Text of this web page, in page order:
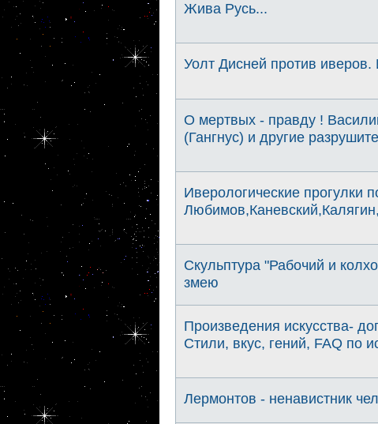
Жива Русь...
Уолт Дисней против
О мертвых - правду !
(Гангнус) и другие
Иверологические прогулки
Скульптура "Рабочий и
змею
Произведения искусства-
Стили, вкус, гений, FAQ по
Лермонтов - ненавистник